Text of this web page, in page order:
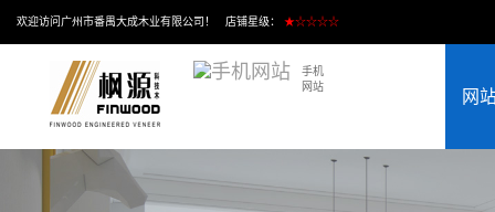
欢迎访问广州市番禺大成木业有限公司！ 店铺星级： ★☆☆☆☆
手机
网站
网